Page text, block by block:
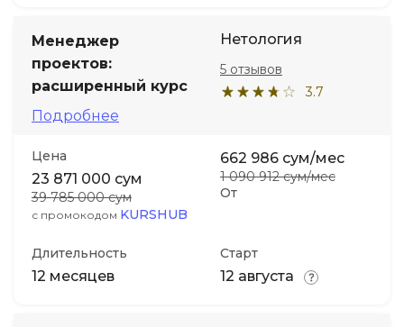
Менеджер
проектов:
расширенный курс
Подробнее
Нетология
3.7
5 отзывов
Цена
23 871 000 сум
39 785 000 сум
с промокодом KURSHUB
От
662 986 сум/мес
1 090 912 сум/мес
Длительность
12 месяцев
Старт
12 августа